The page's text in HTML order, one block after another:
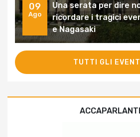
09
Ago
Una serata per dire
ricordare i tragici
e Nagasaki
TUTTI GLI EVENTI